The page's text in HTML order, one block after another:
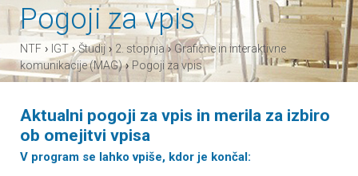
Pogoji za vpis
NTF › IGT ›Študij › 2. stopnja› Grafične in interaktivne
komunikacije (MAG)› Pogoji za vpis
Aktualni pogoji za vpis in merila za izbiro
ob omejitvi vpisa
V program se lahko vpiše, kdor je končal: